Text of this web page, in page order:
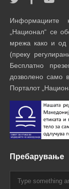
„Национал“ се
мрежа како и од
(преку
Бесплатно
дозволено само
Порталот
Пребарување